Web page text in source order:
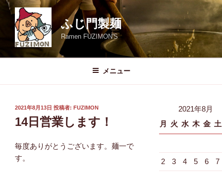
ふじ門製麺
Ramen FUZIMON'S
メニュー
投
稿
日:
2021年8月13日 投稿者: FUZIMON
14日営業します！
毎度ありがとうございます。麺一で
す。
2021年8月
月
火 水 木 金 土
2 3 4 5 6 7